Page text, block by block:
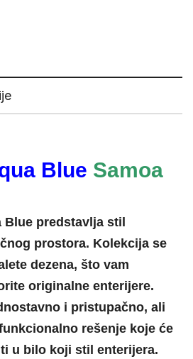
Blue Samoa
Blue predstavlja stil
prostora. Kolekcija se
dezena, što vam
originalne enterijere.
i pristupačno, ali
rešenje koje će
u bilo koji stil enterijera.